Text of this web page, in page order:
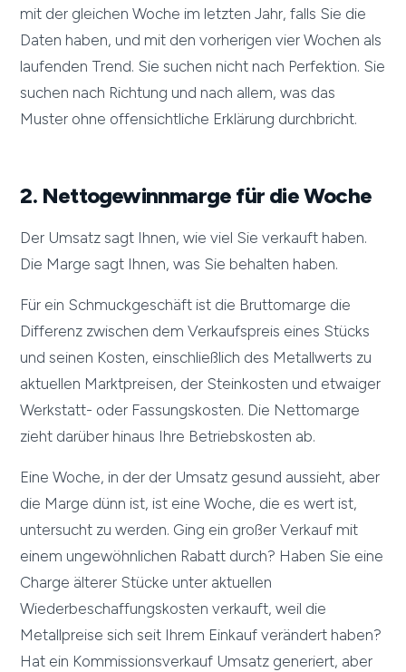
mit der gleichen Woche im letzten Jahr, falls Sie die
Daten haben, und mit den vorherigen vier Wochen als
laufenden Trend. Sie suchen nicht nach Perfektion. Sie
suchen nach Richtung und nach allem, was das
Muster ohne offensichtliche Erklärung durchbricht.
2. Nettogewinnmarge für die Woche
Der Umsatz sagt Ihnen, wie viel Sie verkauft haben.
Die Marge sagt Ihnen, was Sie behalten haben.
Für ein Schmuckgeschäft ist die Bruttomarge die
Differenz zwischen dem Verkaufspreis eines Stücks
und seinen Kosten, einschließlich des Metallwerts zu
aktuellen Marktpreisen, der Steinkosten und etwaiger
Werkstatt- oder Fassungskosten. Die Nettomarge
zieht darüber hinaus Ihre Betriebskosten ab.
Eine Woche, in der der Umsatz gesund aussieht, aber
die Marge dünn ist, ist eine Woche, die es wert ist,
untersucht zu werden. Ging ein großer Verkauf mit
einem ungewöhnlichen Rabatt durch? Haben Sie eine
Charge älterer Stücke unter aktuellen
Wiederbeschaffungskosten verkauft, weil die
Metallpreise sich seit Ihrem Einkauf verändert haben?
Hat ein Kommissionsverkauf Umsatz generiert, aber